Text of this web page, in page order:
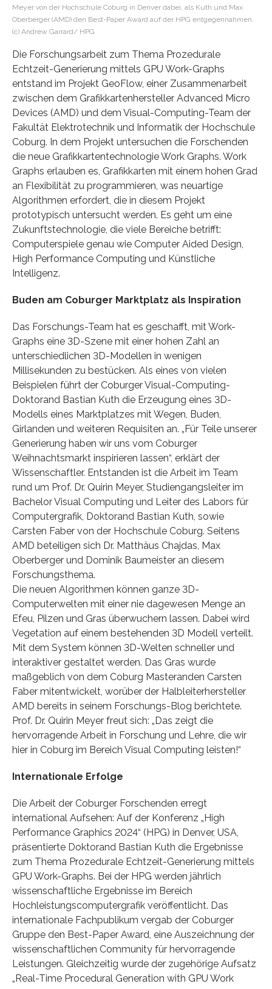
Meyer von der Hochschule Coburg in Denver dabei, als Kuth und Max
Oberberger (AMD) den Best-Paper Award auf der HPG entgegennahmen.
(c) Andrew Garrard/ HPG
Die Forschungsarbeit zum Thema Prozedurale
Echtzeit-Generierung mittels GPU Work-Graphs
entstand im Projekt GeoFlow, einer Zusammenarbeit
zwischen dem Grafikkartenhersteller Advanced Micro
Devices (AMD) und dem Visual-Computing-Team der
Fakultät Elektrotechnik und Informatik der Hochschule
Coburg. In dem Projekt untersuchen die Forschenden
die neue Grafikkartentechnologie Work Graphs. Work
Graphs erlauben es, Grafikkarten mit einem hohen Grad
an Flexibilität zu programmieren, was neuartige
Algorithmen erfordert, die in diesem Projekt
prototypisch untersucht werden. Es geht um eine
Zukunftstechnologie, die viele Bereiche betrifft:
Computerspiele genau wie Computer Aided Design,
High Performance Computing und Künstliche
Intelligenz.
Buden am Coburger Marktplatz als Inspiration
Das Forschungs-Team hat es geschafft, mit Work-
Graphs eine 3D-Szene mit einer hohen Zahl an
unterschiedlichen 3D-Modellen in wenigen
Millisekunden zu bestücken. Als eines von vielen
Beispielen führt der Coburger Visual-Computing-
Doktorand Bastian Kuth die Erzeugung eines 3D-
Modells eines Marktplatzes mit Wegen, Buden,
Girlanden und weiteren Requisiten an. „Für Teile unserer
Generierung haben wir uns vom Coburger
Weihnachtsmarkt inspirieren lassen“, erklärt der
Wissenschaftler. Entstanden ist die Arbeit im Team
rund um Prof. Dr. Quirin Meyer, Studiengangsleiter im
Bachelor Visual Computing und Leiter des Labors für
Computergrafik, Doktorand Bastian Kuth, sowie
Carsten Faber von der Hochschule Coburg. Seitens
AMD beteiligen sich Dr. Matthäus Chajdas, Max
Oberberger und Dominik Baumeister an diesem
Forschungsthema.
Die neuen Algorithmen können ganze 3D-
Computerwelten mit einer nie dagewesen Menge an
Efeu, Pilzen und Gras überwuchern lassen. Dabei wird
Vegetation auf einem bestehenden 3D Modell verteilt.
Mit dem System können 3D-Welten schneller und
interaktiver gestaltet werden. Das Gras wurde
maßgeblich von dem Coburg Masteranden Carsten
Faber mitentwickelt, worüber der Halbleiterhersteller
AMD bereits in seinem Forschungs-Blog berichtete.
Prof. Dr. Quirin Meyer freut sich: „Das zeigt die
hervorragende Arbeit in Forschung und Lehre, die wir
hier in Coburg im Bereich Visual Computing leisten!“
Internationale Erfolge
Die Arbeit der Coburger Forschenden erregt
international Aufsehen: Auf der Konferenz „High
Performance Graphics 2024“ (HPG) in Denver, USA,
präsentierte Doktorand Bastian Kuth die Ergebnisse
zum Thema Prozedurale Echtzeit-Generierung mittels
GPU Work-Graphs. Bei der HPG werden jährlich
wissenschaftliche Ergebnisse im Bereich
Hochleistungscomputergrafik veröffentlicht. Das
internationale Fachpublikum vergab der Coburger
Gruppe den Best-Paper Award, eine Auszeichnung der
wissenschaftlichen Community für hervorragende
Leistungen. Gleichzeitig wurde der zugehörige Aufsatz
„Real-Time Procedural Generation with GPU Work